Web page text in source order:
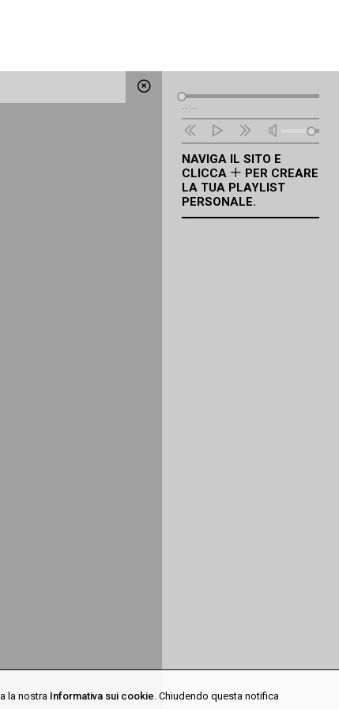
Lettore
Audio
--:--
NAVIGA IL SITO E
CLICCA
PER CREARE
LA TUA PLAYLIST
PERSONALE.
la nostra Informativa sui cookie. Chiudendo questa notifica